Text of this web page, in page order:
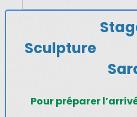
Pour préparer